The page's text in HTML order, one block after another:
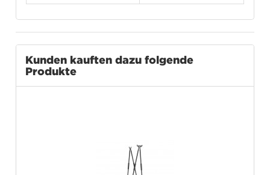
Kunden kauften dazu folgende
Produkte